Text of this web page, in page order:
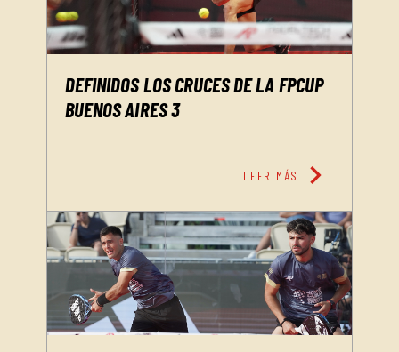
DEFINIDOS LOS CRUCES DE LA FPCUP
BUENOS AIRES 3
LEER MÁS chevron_right